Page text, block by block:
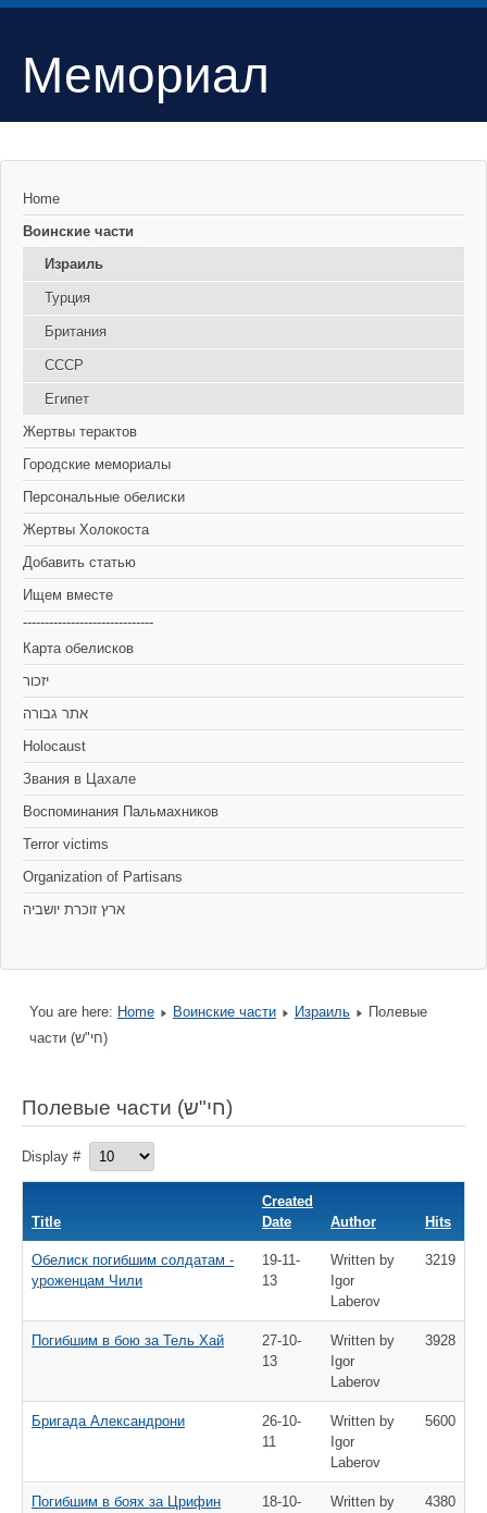
Мемориал
Home
Воинские части
Израиль
Турция
Британия
СССР
Египет
Жертвы терактов
Городские мемориалы
Персональные обелиски
Жертвы Холокоста
Добавить статью
Ищем вместе
------------------------------
Карта обелисков
יזכור
אתר גבורה
Holocaust
Звания в Цахале
Воспоминания Пальмахников
Terror victims
Organization of Partisans
You are here: Home Воинские части Израиль
Полевые
части (חי"ש)
Полевые части (חי"ש)
Display #
Title
Created
Date
Author Hits
Обелиск погибшим солдатам -
уроженцам Чили
19-11-
13
Written by
Igor
Laberov
3219
Погибшим в бою за Тель Хай
27-10-
13
Written by
Igor
Laberov
3928
Бригада Александрони
26-10-
11
Written by
Igor
Laberov
5600
Погибшим в боях за Црифин
18-10-
Written by
4380